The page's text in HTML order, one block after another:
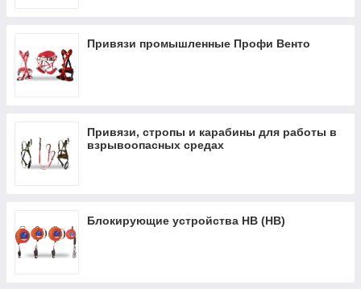
Привязи промышленные Профи Венто
Привязи, стропы и карабины для работы в
взрывоопасных средах
Блокирующие устройства НВ (HB)